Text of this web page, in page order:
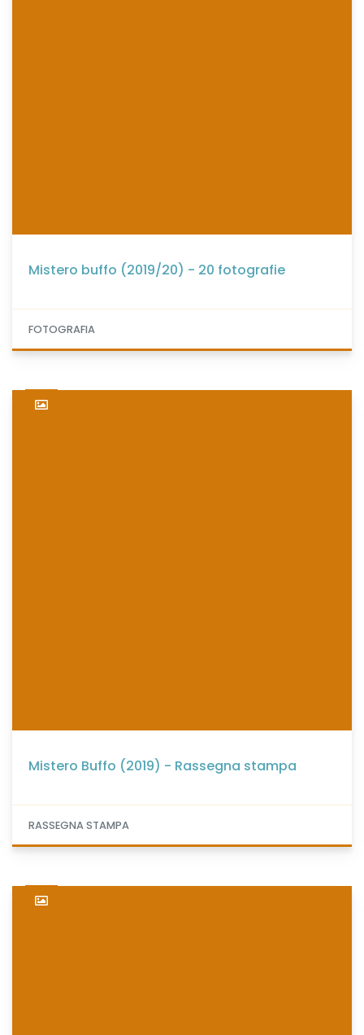
Mistero buffo (2019/20) - 20 fotografie
FOTOGRAFIA
Mistero Buffo (2019) - Rassegna stampa
RASSEGNA STAMPA